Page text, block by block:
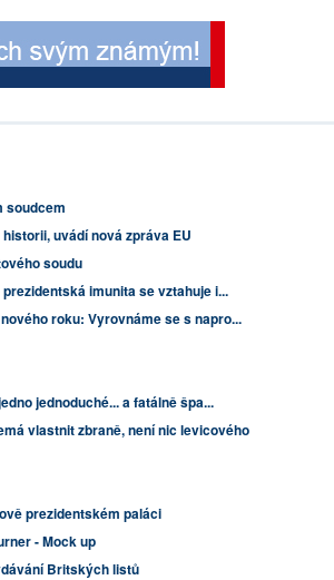
soudcem
uvádí nová zpráva EU
soudu
imunita se vztahuje i...
roku: Vyrovnáme se s napro...
jednoduché... a fatálně špa...
vlastnit zbraně, není nic levicového
prezidentském paláci
- Mock up
Britských listů